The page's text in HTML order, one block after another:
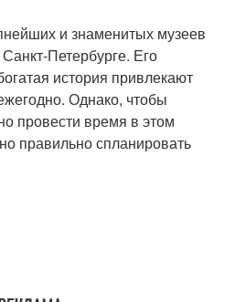
и знаменитых музеев
Петербурге. Его
история привлекают
Однако, чтобы
провести время в этом
правильно спланировать